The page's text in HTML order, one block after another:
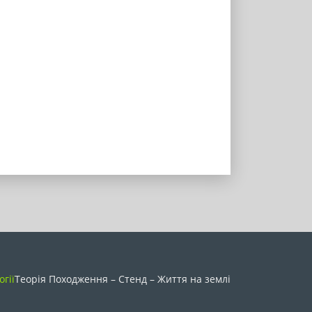
Теорія Походження – Стенд – Життя на землі